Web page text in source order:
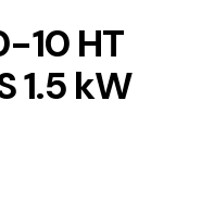
10 HT
1.5 kW